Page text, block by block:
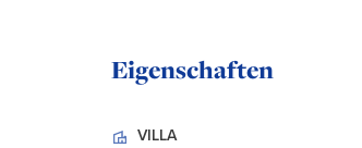
Eigenschaften
VILLA